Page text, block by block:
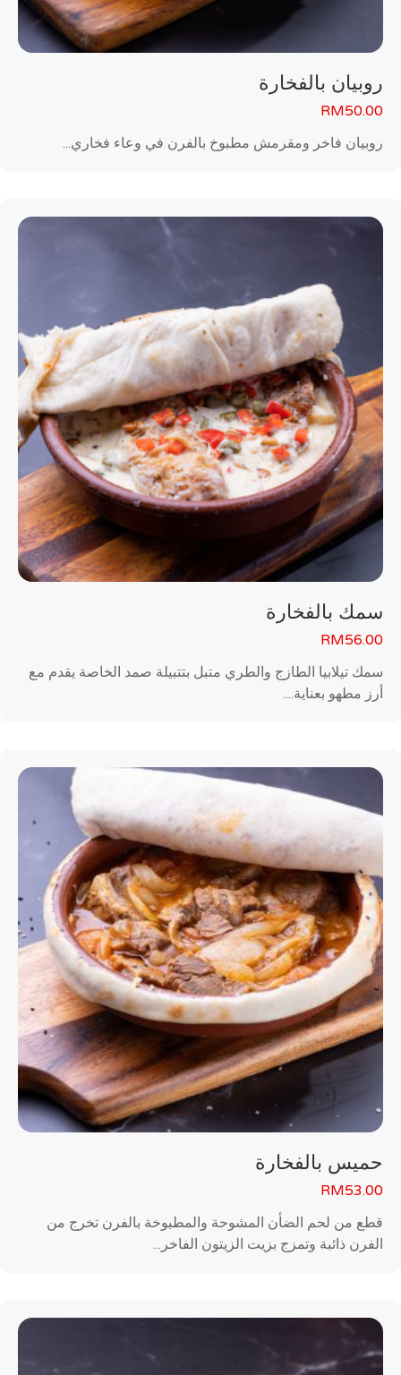
روبيان بالفخارة
RM50.00
روبيان فاخر ومقرمش مطبوخ بالفرن في وعاء فخاري...
سمك بالفخارة
RM56.00
سمك تيلابيا الطازج والطري متبل بتتبيلة صمد الخاصة يقدم مع
أرز مطهو بعناية....
حميس بالفخارة
RM53.00
قطع من لحم الضأن المشوحة والمطبوخة بالفرن تخرج من
الفرن ذائبة وتمزج بزيت الزيتون الفاخر...